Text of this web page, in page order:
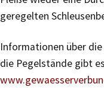
geregelten
Informationen über
die Pegelstände gibt